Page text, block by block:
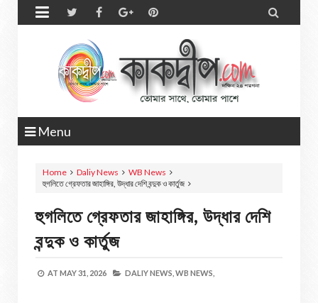
 
Menu
Home Daliy News
WB News
হুগলিতে গ্রেফতার জাহাঙ্গির, উদ্ধার দেশি বন্দুক ও কার্তুজ
হুগলিতে গ্রেফতার জাহাঙ্গির, উদ্ধার দেশি
বন্দুক ও কার্তুজ
AT MAY 31, 2026 DALIY NEWS, WB NEWS,